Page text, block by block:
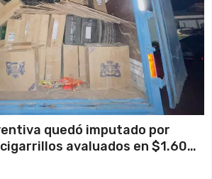
quedó imputado por
avaluados en $1.600